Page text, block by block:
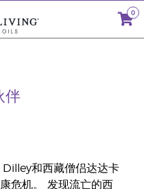
0
伴
和西藏僧侣达达卡
危机。 发现流亡的西